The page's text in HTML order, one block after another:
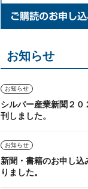
お知らせ
お知らせ
シルバー産業新聞２
刊しました。
お知らせ
新聞・書籍のお申し
りました。